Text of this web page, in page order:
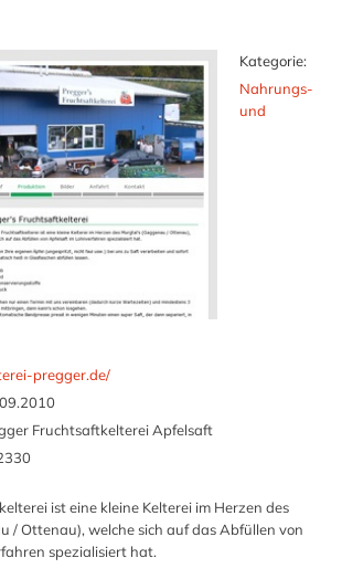
Kategorie:
Nahrungs-
und
pregger.de/
Fruchtsaftkelterei Apfelsaft
ist eine kleine Kelterei im Herzen des
/ Ottenau), welche sich auf das Abfüllen von
spezialisiert hat.